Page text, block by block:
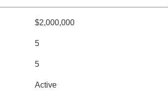
$2,000,000
5
5
Active